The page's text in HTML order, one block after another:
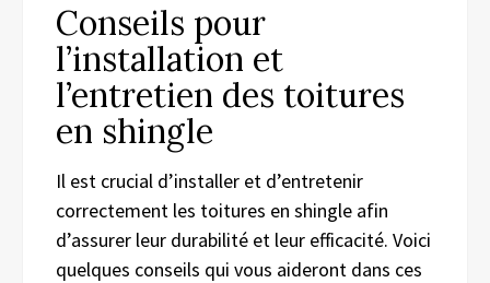
Conseils pour
l’installation et
l’entretien des toitures
en shingle
Il est crucial d’installer et d’entretenir
correctement les toitures en shingle afin
d’assurer leur durabilité et leur efficacité. Voici
quelques conseils qui vous aideront dans ces